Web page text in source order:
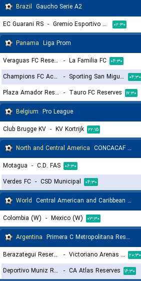
Brazil Gaucho Serie A2
EC Guarani RS - Gremio Esportivo Brasil RS ۰۲:۳۰
Panama Liga Prom
Veraguas FC Reserves - La Familia FC ۰۴:۳۰
Champions FC Academy
- Sporting San Miguelito Reserves ۰۴:۳۰
Plaza Amador Reserves - Tauro FC Reserves ۱۷:۳۰
Belgium Pro League
Club Brugge KV - KV Kortrijk ۲۲:۱۵
North and Central America CONCACAF Central American Cup, Group D
Motagua - C.D. FAS ۰۶:۳۰
Verdes FC - CSD Municipal ۰۴:۳۰
World Central American and Caribbean Games Women
Colombia (W) - Mexico (W) ۰۳:۳۰
Argentina Primera C Metropolitana Reserves
Berazategui Reserves - Victoriano Arenas Reserves ۲۰:۳۰
Deportivo Muniz Reserves
- CA Atlas Reserves ۱۶:۳۰